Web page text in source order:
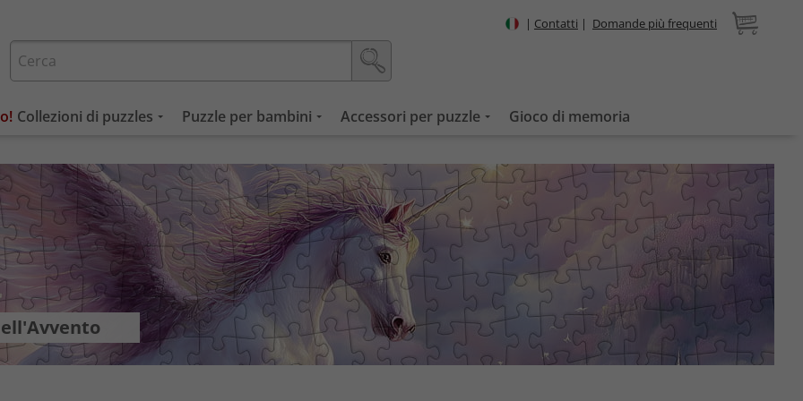
| Contatti | Domande più frequenti
Collezioni di puzzles Puzzle per bambini Accessori per puzzle Gioco di memoria